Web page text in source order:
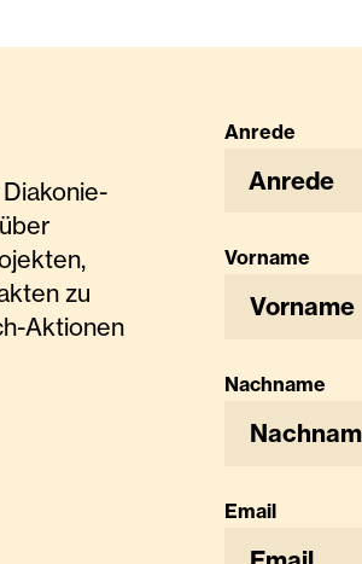
zu
Aktionen
Anrede
Anrede
Vorname
Nachname
Email